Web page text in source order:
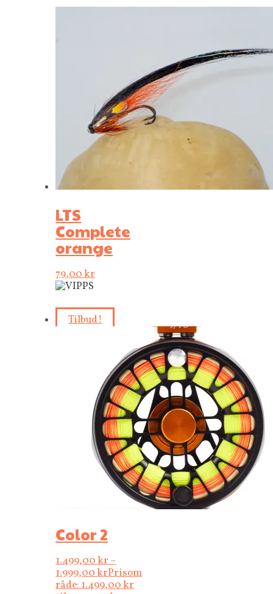
LTS
Complete
orange
79,00kr
Tilbud!
Color 2
1.499,00kr –
1.999,00krPrisom
råde: 1.499,00 kr